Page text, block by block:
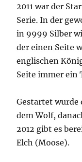
2011 war der
Serie. In der
in 9999 Silber
der einen Seite
englischen
Seite immer ein
Gestartet wurde
dem Wolf,
2012 gibt es
Elch (Moose).